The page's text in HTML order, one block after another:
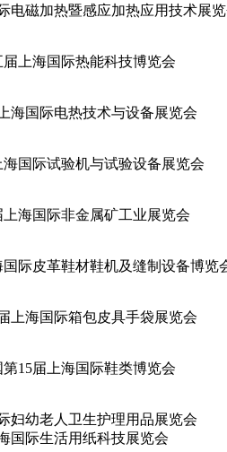
电磁加热暨感应加热应用技术展
届上海国际热能科技博览会
海国际电热技术与设备展览会
海国际试验机与试验设备展览会
上海国际非金属矿工业展览会
国际皮革鞋材鞋机及缝制设备博览
上海国际箱包皮具手袋展览会
第15届上海国际鞋类博览会
妇幼老人卫生护理用品展览会
国际生活用纸科技展览会